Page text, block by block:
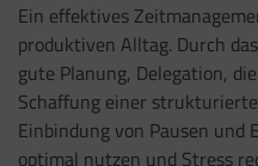
Ein effektives
produktiven Alltag. Durch
gute Planung, Delegation,
Schaffung einer
Einbindung von Pausen und
optimal nutzen und Stress